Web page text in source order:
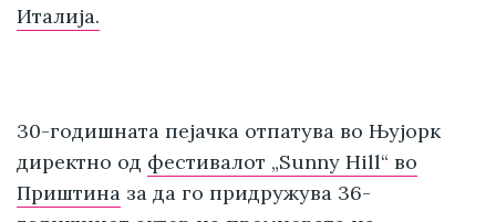
Италија.
30-годишната пејачка отпатува во Њујорк
директно од фестивалот „Sunny Hill“ во
Приштина за да го придружува 36-